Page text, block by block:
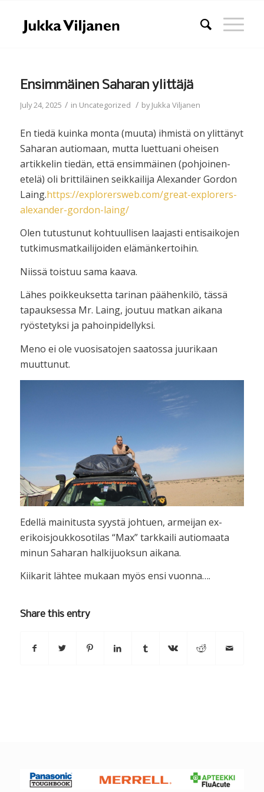
Ensimmäinen Saharan ylittäjä
July 24, 2025 / in Uncategorized / byJukka Viljanen
En tiedä kuinka monta (muuta) ihmistä on ylittänyt
Saharan autiomaan, mutta luettuani oheisen
artikkelin tiedän, että ensimmäinen (pohjoinen-
etelä) oli brittiläinen seikkailija Alexander Gordon
Laing.https://explorersweb.com/great-explorers-
alexander-gordon-laing/
Olen tutustunut kohtuullisen laajasti entisaikojen
tutkimusmatkailijoiden elämänkertoihin.
Niissä toistuu sama kaava.
Lähes poikkeuksetta tarinan päähenkilö, tässä
tapauksessa Mr. Laing, joutuu matkan aikana
ryöstetyksi ja pahoinpidellyksi.
Meno ei ole vuosisatojen saatossa juurikaan
muuttunut.
Edellä mainitusta syystä johtuen, armeijan ex-
erikoisjoukkosotilas “Max” tarkkaili autiomaata
minun Saharan halkijuoksun aikana.
Kiikarit lähtee mukaan myös ensi vuonna….
Share this entry